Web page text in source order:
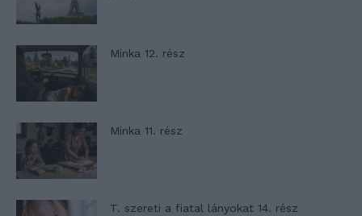
Minka 12. rész
Minka 11. rész
T. szereti a fiatal lányokat 14. rész